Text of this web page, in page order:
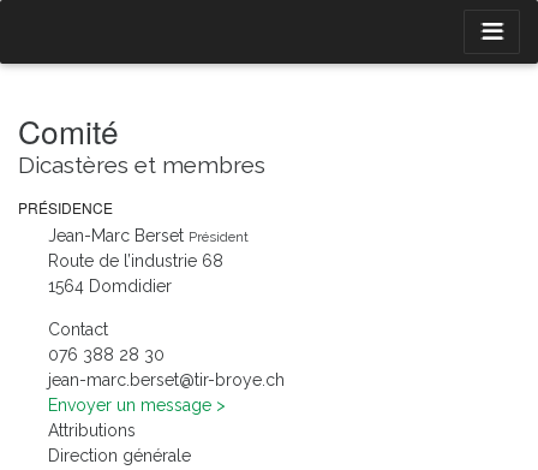
Comité
Dicastères et membres
PRÉSIDENCE
Jean-Marc Berset Président
Route de l’industrie 68
1564 Domdidier
Contact
03 82 883 670
hc.eyorb-rit@tesreb.cram-naej
Envoyer un message
Attributions
Direction générale